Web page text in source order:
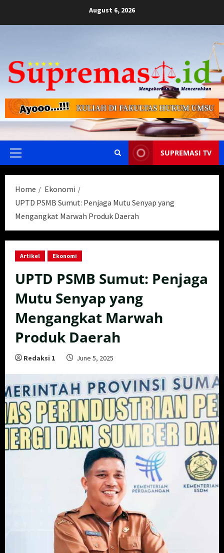
August 6, 2026
Primary
SUPREMASI TV
Home
Ekonomi
UPTD PSMB Sumut: Penjaga Mutu Senyap yang
Mengangkat Marwah Produk Daerah
Artikel Ekonomi
UPTD PSMB Sumut: Penjaga
Mutu Senyap yang
Mengangkat Marwah
Produk Daerah
Redaksi 1 June 5, 2025